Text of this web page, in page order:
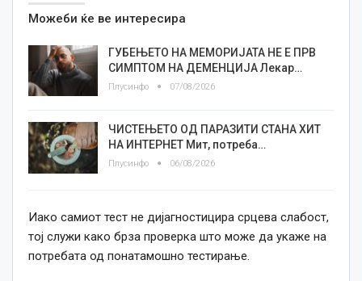
Можеби ќе ве интересира
ГУБЕЊЕТО НА МЕМОРИЈАТА НЕ Е ПРВ
СИМПТОМ НА ДЕМЕНЦИЈА Лекар…
Плусинфо 07/08/2026
ЧИСТЕЊЕТО ОД ПАРАЗИТИ СТАНА ХИТ
НА ИНТЕРНЕТ Мит, потреба…
Плусинфо 06/08/2026
Иако самиот тест не дијагностицира срцева слабост,
тој служи како брза проверка што може да укаже на
потребата од понатамошно тестирање.